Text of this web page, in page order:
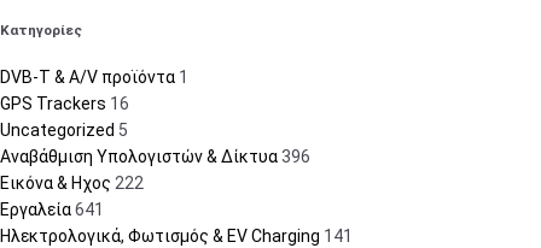
Κατηγορίες
DVB-T & A/V προϊόντα 1
GPS Trackers 16
Uncategorized 5
Αναβάθμιση Υπολογιστών & Δίκτυα 396
Εικόνα & Ηχος 222
Εργαλεία641
Ηλεκτρολογικά, Φωτισμός & EV Charging 141